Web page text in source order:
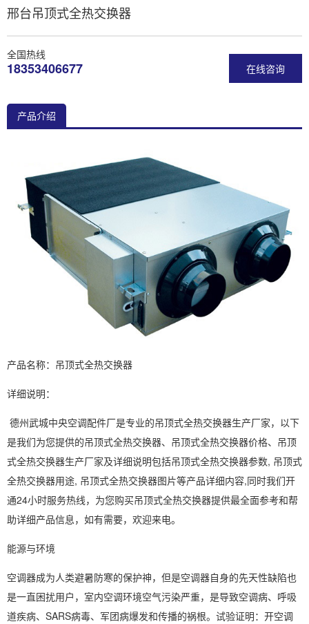
邢台吊顶式全热交换器
在线咨询
全国热线
18353406677
产品介绍
产品名称：吊顶式全热交换器
详细说明：
德州武城中央空调配件厂是专业的吊顶式全热交换器生产厂家，以下
是我们为您提供的吊顶式全热交换器、吊顶式全热交换器价格、吊顶
式全热交换器生产厂家及详细说明包括吊顶式全热交换器参数, 吊顶式
全热交换器用途, 吊顶式全热交换器图片等产品详细内容,同时我们开
通24小时服务热线，为您购买吊顶式全热交换器提供最全面参考和帮
助详细产品信息，如有需要，欢迎来电。
能源与环境
空调器成为人类避暑防寒的保护神，但是空调器自身的先天性缺陷也
是一直困扰用户，室内空调环境空气污染严重，是导致空调病、呼吸
道疾病、SARS病毒、军团病爆发和传播的祸根。试验证明：开空调